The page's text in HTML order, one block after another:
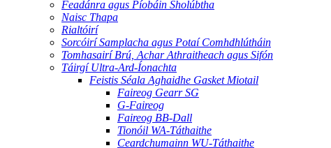
Feadánra agus Píobáin Sholúbtha
Naisc Thapa
Rialtóirí
Sorcóirí Samplacha agus Potaí Comhdhlútháin
Tomhasairí Brú, Achar Athraitheach agus Sifón
Táirgí Ultra-Ard-Íonachta
Feistis Séala Aghaidhe Gasket Miotail
Faireog Gearr SG
G-Faireog
Faireog BB-Dall
Tionóil WA-Táthaithe
Ceardchumainn WU-Táthaithe